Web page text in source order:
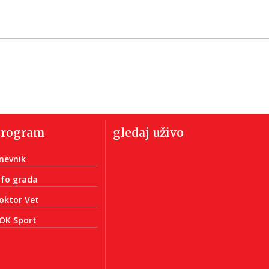
grada
Vet
Sport
gledaj uživo